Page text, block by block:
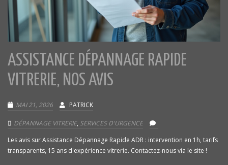
ASSISTANCE DÉPANNAGE RAPIDE
VITRERIE, NOS AVIS
MAI 21, 2026 PATRICK
DÉPANNAGE VITRERIE, SERVICES D'URGENCE
Les avis sur Assistance Dépannage Rapide ADR : intervention en 1h, tarifs
transparents, 15 ans d'expérience vitrerie. Contactez-nous via le site !